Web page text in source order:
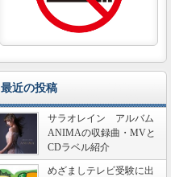
最近の投稿
サラオレイン アルバム
ANIMAの収録曲・MVと
CDラベル紹介
めざましテレビ受験に出